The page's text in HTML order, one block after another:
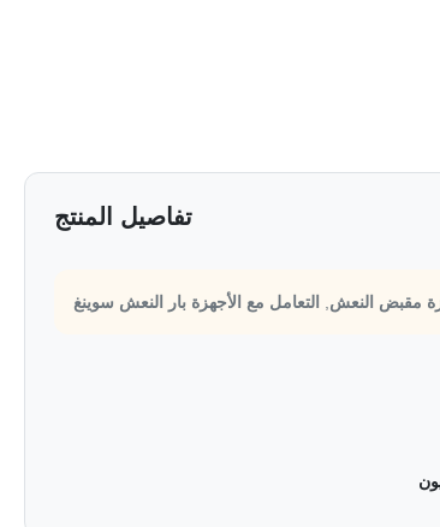
تفاصيل المنتج
مقبض النعش التعامل مع الأجهزة بار النعش سوينغ